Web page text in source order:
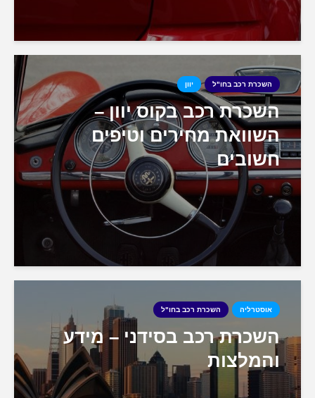
השכרת רכב בחו"ל יוון
השכרת רכב בקוס יוון –
השוואת מחירים וטיפים
חשובים
אוסטרליה השכרת רכב בחו"ל
השכרת רכב בסידני – מידע
והמלצות